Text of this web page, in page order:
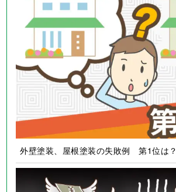
外壁塗装、屋根塗装の失敗例 第1位は？